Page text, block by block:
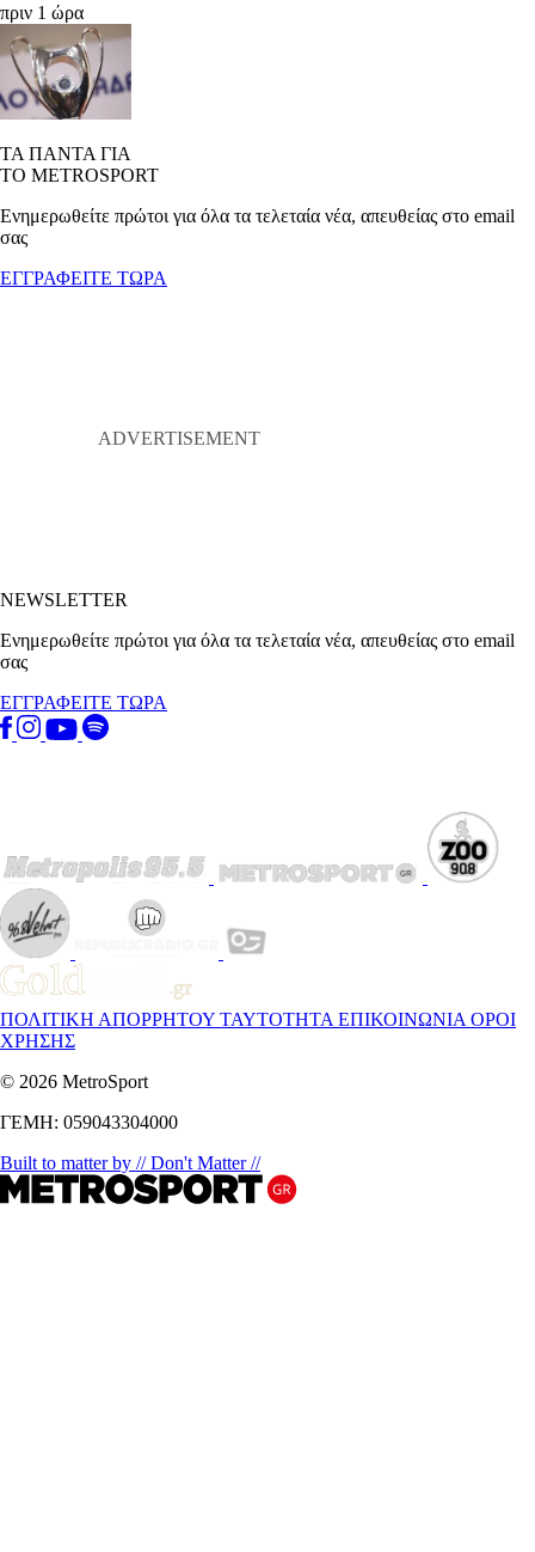
πριν 1 ώρα
ΤΑ ΠΑΝΤΑ ΓΙΑ
ΤΟ METROSPORT
Ενημερωθείτε πρώτοι για όλα τα τελεταία νέα, απευθείας στο email
σας
ΕΓΓΡΑΦΕΙΤΕ ΤΩΡΑ
NEWSLETTER
Ενημερωθείτε πρώτοι για όλα τα τελεταία νέα, απευθείας στο email
σας
ΕΓΓΡΑΦΕΙΤΕ ΤΩΡΑ
ΠΟΛΙΤΙΚΗ ΑΠΟΡΡΗΤΟΥ ΤΑΥΤΟΤΗΤΑ ΕΠΙΚΟΙΝΩΝΙΑ ΟΡΟΙ
ΧΡΗΣΗΣ
© 2026 MetroSport
ΓΕΜΗ: 059043304000
Built to matter by // Don't Matter //